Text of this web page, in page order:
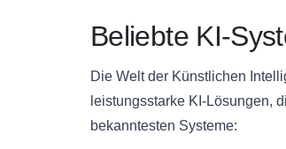
Beliebte KI-
Die Welt der Künstlichen
leistungsstarke KI-Lösungen,
bekanntesten Systeme: